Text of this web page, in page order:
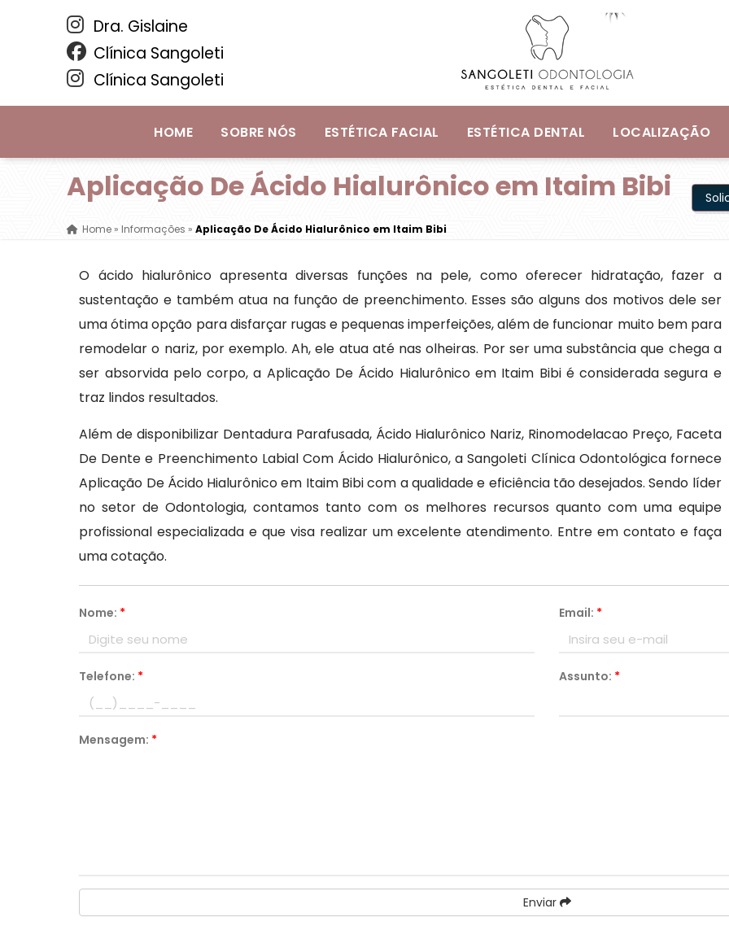
Dra. Gislaine
Clínica Sangoleti
Clínica Sangoleti
HOME SOBRE NÓS ESTÉTICA FACIAL ESTÉTICA DENTAL LOCALIZAÇÃO
Aplicação De Ácido Hialurônico em Itaim Bibi
Home»Informações »Aplicação De Ácido Hialurônico em Itaim Bibi
O ácido hialurônico apresenta diversas funções na pele, como oferecer hidratação, fazer a
sustentação e também atua na função de preenchimento. Esses são alguns dos motivos dele ser
uma ótima opção para disfarçar rugas e pequenas imperfeições, além de funcionar muito bem para
remodelar o nariz, por exemplo. Ah, ele atua até nas olheiras. Por ser uma substância que chega a
ser absorvida pelo corpo, a Aplicação De Ácido Hialurônico em Itaim Bibi é considerada segura e
traz lindos resultados.
Além de disponibilizar Dentadura Parafusada, Ácido Hialurônico Nariz, Rinomodelacao Preço, Faceta
De Dente e Preenchimento Labial Com Ácido Hialurônico, a Sangoleti Clínica Odontológica fornece
Aplicação De Ácido Hialurônico em Itaim Bibi com a qualidade e eficiência tão desejados. Sendo líder
no setor de Odontologia, contamos tanto com os melhores recursos quanto com uma equipe
profissional especializada e que visa realizar um excelente atendimento. Entre em contato e faça
uma cotação.
Nome: * Email: *
Telefone: * Assunto: *
Mensagem: *
Enviar